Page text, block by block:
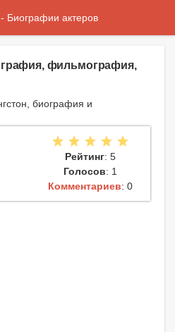
фильмография,
Рейтинг: 5
Голосов: 1
Комментариев: 0